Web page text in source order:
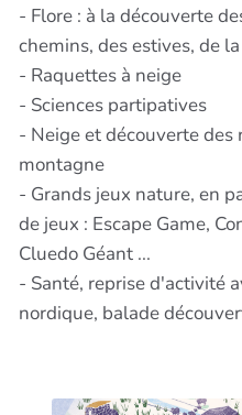
- Flore : à la découverte
chemins, des estives, de
- Raquettes à neige
- Sciences partipatives
- Neige et découverte des
montagne
- Grands jeux nature, en
de jeux : Escape Game,
Cluedo Géant ...
- Santé, reprise d'activité
nordique, balade